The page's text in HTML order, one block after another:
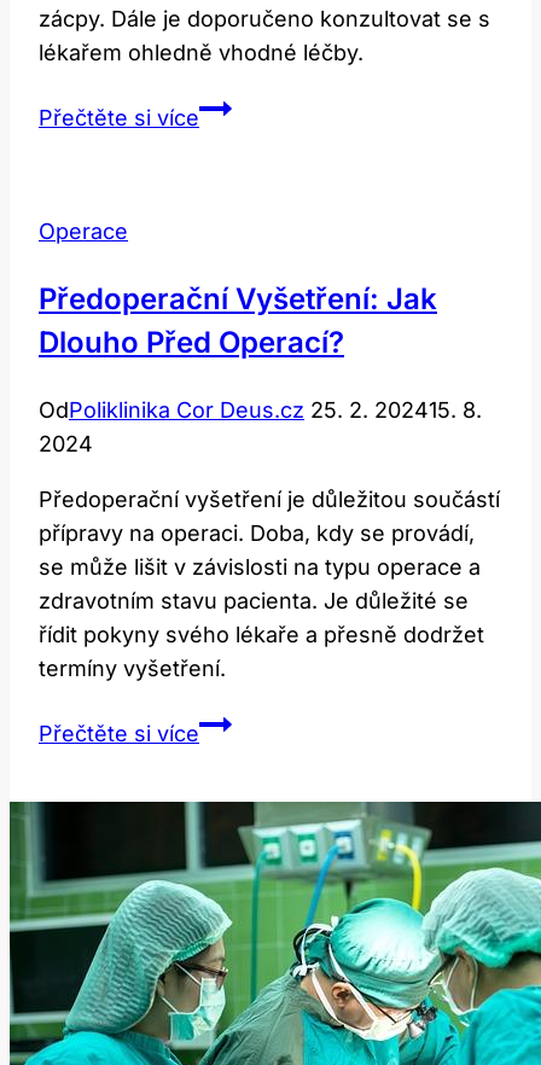
zácpy. Dále je doporučeno konzultovat se s
lékařem ohledně vhodné léčby.
Přečtěte si víceZácpa
Operace
Předoperační Vyšetření: Jak
Dlouho Před Operací?
OdPoliklinika Cor Deus.cz 25. 2. 202415. 8.
2024
Předoperační vyšetření je důležitou součástí
přípravy na operaci. Doba, kdy se provádí,
se může lišit v závislosti na typu operace a
zdravotním stavu pacienta. Je důležité se
řídit pokyny svého lékaře a přesně dodržet
termíny vyšetření.
Přečtěte si vícePředoperační
dlouho
před
operací?